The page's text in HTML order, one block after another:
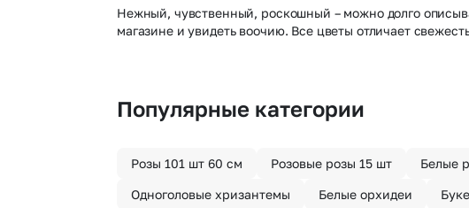
Нежный, чувственный, роскошный – можно долго
магазине и увидеть воочию. Все цветы отличает
Популярные категории
Розы 101 шт 60 см Розовые розы 15 шт Белые
Одноголовые хризантемы Белые орхидеи